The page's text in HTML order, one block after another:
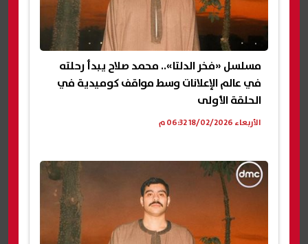
مسلسل «فخر الدلتا».. محمد صلاح يبدأ رحلته
في عالم الإعلانات وسط مواقف كوميدية في
الحلقة الأولى
الأربعاء 18/02/2026 06:32 م